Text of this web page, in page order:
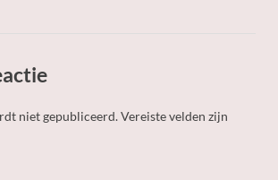
niet gepubliceerd.Vereiste velden zijn